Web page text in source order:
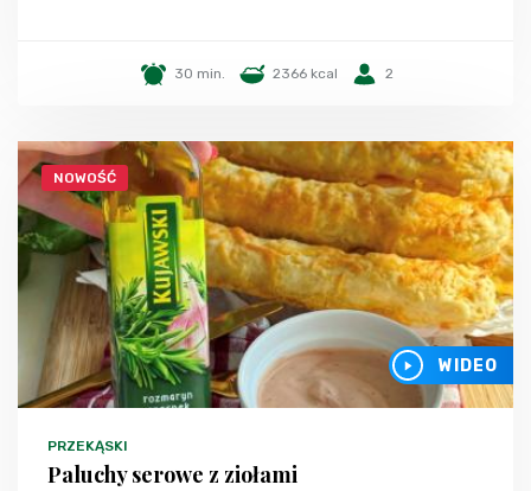
30 min. 2366 kcal 2
NOWOŚĆ
WIDEO
PRZEKĄSKI
Paluchy serowe z ziołami